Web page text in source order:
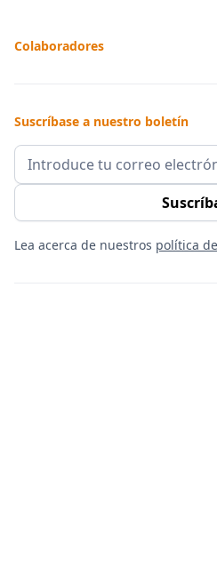
Colaboradores
Suscríbase a nuestro boletín
Lea acerca de nuestros política